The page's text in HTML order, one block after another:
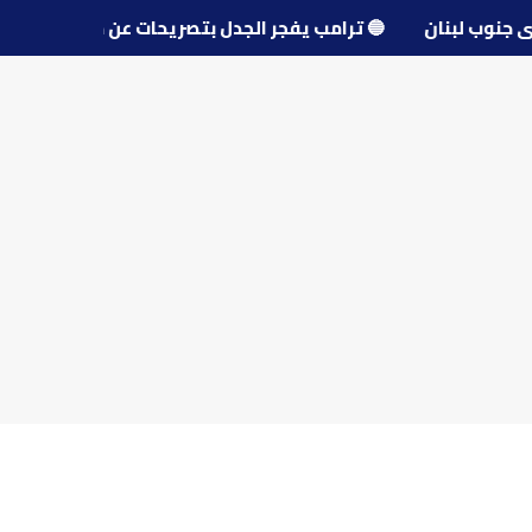
قرى جنوب لبنان 🔵ترامب يفجر الجدل بتصريحات عن